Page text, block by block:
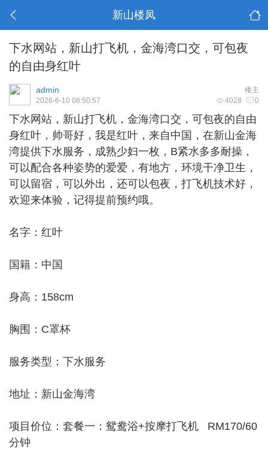
新山楼凤
下水网站，新山打飞机，金海湾口交，可包夜
的自由身红叶
楼主
admin
4028 0
2026-6-10 08:50:57
下水网站， 新山打飞机 ，金海湾口交，可包夜的自由
身红叶，帅哥好，我是红叶，来自中国，在新山金海
湾提供下水服务，成熟少妇一枚，B紧水多多耐操，
可以配合各种姿势的爱爱，有地方，环境干净卫生，
可以留宿，可以外出，还可以包夜，打飞机技术好，
欢迎来体验，记得提前预约哦。
名字：红叶
国籍：中国
身高：158cm
胸围：C罩杯
服务类型：下水服务
地址：新山金海湾
项目价位：套餐一：鸳鸯浴+按摩打飞机 RM170/60
分钟